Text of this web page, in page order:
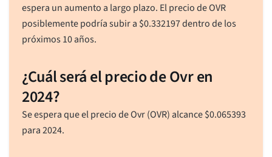
espera un aumento a largo plazo. El precio de OVR
posiblemente podría subir a $0.332197dentro de los
próximos 10 años.
¿Cuál será el precio de Ovr en
2024?
Se espera que el precio de Ovr (OVR) alcance$0.065393
para 2024.